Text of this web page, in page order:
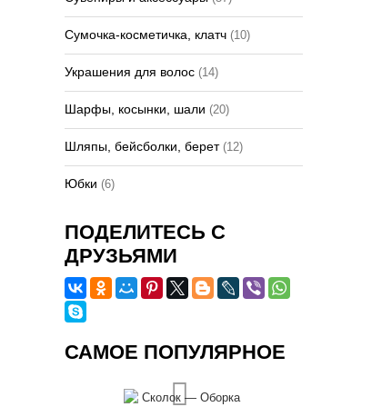
Сумочка-косметичка, клатч(10)
Украшения для волос(14)
Шарфы, косынки, шали (20)
Шляпы, бейсболки, берет(12)
Юбки (6)
ПОДЕЛИТЕСЬ С
ДРУЗЬЯМИ
САМОЕ ПОПУЛЯРНОЕ